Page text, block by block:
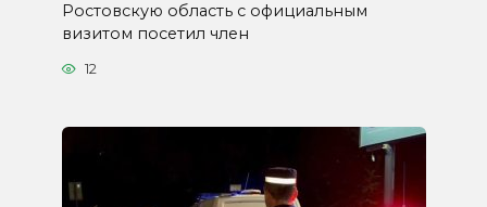
Ростовскую область с официальным
визитом посетил член
12